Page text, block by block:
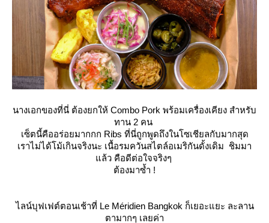
นางเอกของที่นี่ ต้องยกให้ Combo Pork พร้อมเครื่องเคียง สำหรับ
ทาน 2 คน
เซ็ตนี้คืออร่อยมากกก Ribs ที่นี่ถูกพูดถึงในโซเชียลกับมากสุด
เราไม่ได้โม้เกินจริงนะ เนื้อรมควันสไตล์อเมริกันดั้งเดิม ชิมมา
ล้ว คือดีต่อใจจริงๆ
ต้องมาซ้ำ !
ไลน์บุฟเฟต์ตอนเช้าที่ Le Méridien Bangkok ก็เยอะแยะ ละลาน
ตามากๆ เลยค่า